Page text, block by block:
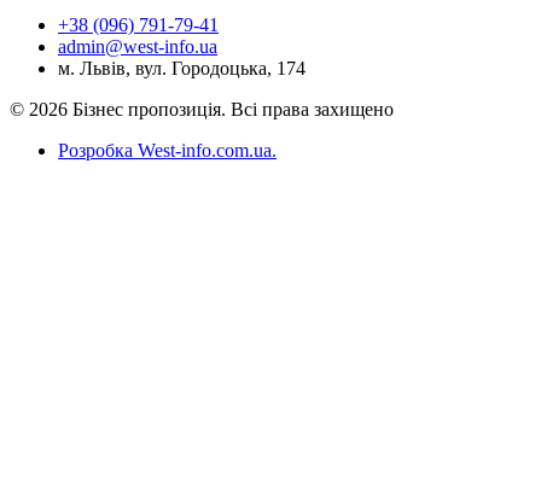
+38 (096) 791-79-41
admin@west-info.ua
м. Львів, вул. Городоцька, 174
© 2026 Бізнес пропозиція. Всі права захищено
Розробка West-info.com.ua.